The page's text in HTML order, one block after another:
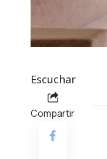
Escuchar
Compartir